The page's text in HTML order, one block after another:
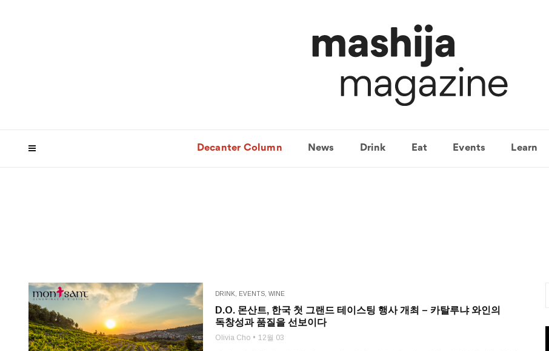
Decanter Column News Drink Eat Events Learn
DRINK EVENTS WINE
D.O. 몬산트, 한국 첫 그랜드 테이스팅 행사 개최 – 카탈루냐 와인의
독창성과 품질을 선보이다
Olivia Cho 12월 03